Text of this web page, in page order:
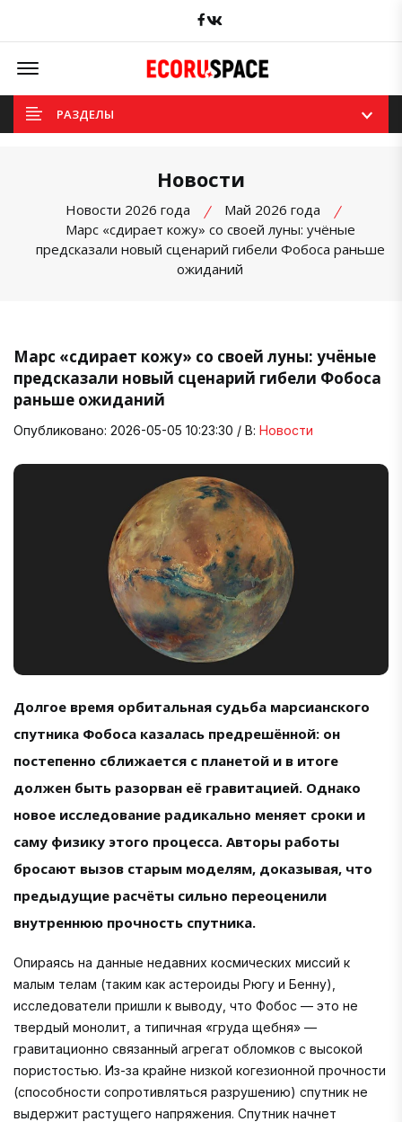
Facebook
Offcanvas Menu Open
РАЗДЕЛЫ
Новости
Новости 2026 года
Май 2026 года
Марс «сдирает кожу» со своей луны: учёные
предсказали новый сценарий гибели Фобоса раньше
ожиданий
Марс «сдирает кожу» со своей луны: учёные
предсказали новый сценарий гибели Фобоса
раньше ожиданий
Опубликовано: 2026-05-05 10:23:30 / В: Новости
Долгое время орбитальная судьба марсианского
спутника Фобоса казалась предрешённой: он
постепенно сближается с планетой и в итоге
должен быть разорван её гравитацией. Однако
новое исследование радикально меняет сроки и
саму физику этого процесса. Авторы работы
бросают вызов старым моделям, доказывая, что
предыдущие расчёты сильно переоценили
внутреннюю прочность спутника.
Опираясь на данные недавних космических миссий к
малым телам (таким как астероиды Рюгу и Бенну),
исследователи пришли к выводу, что Фобос — это не
твердый монолит, а типичная «груда щебня» —
гравитационно связанный агрегат обломков с высокой
пористостью. Из-за крайне низкой когезионной прочности
(способности сопротивляться разрушению) спутник не
выдержит растущего напряжения. Спутник начнет